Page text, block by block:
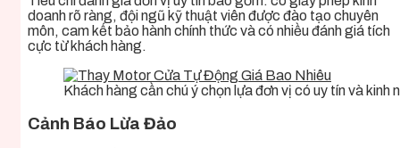
doanh rõ ràng, đội ngũ kỹ thuật viên được đào tạo chuyên
môn, cam kết bảo hành chính thức và có nhiều đánh giá tích
cực từ khách hàng.
Khách hàng cần chú ý chọn lựa đơn vị có uy tín và kinh
Cảnh Báo Lừa Đảo